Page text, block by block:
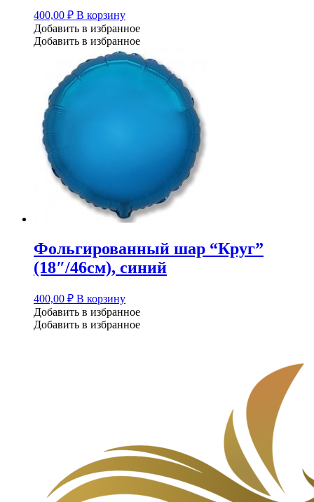
400,00 ₽ В корзину
Добавить в избранное
Добавить в избранное
Фольгированный шар “Круг”
(18″/46см), синий
400,00 ₽ В корзину
Добавить в избранное
Добавить в избранное